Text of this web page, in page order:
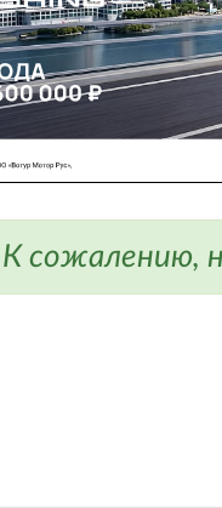
К сожалению,